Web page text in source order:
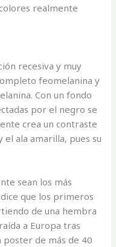
realmente
recesiva y muy
feomelanina y
Con un fondo
por el negro se
crea un contraste
ala amarilla, pues su
sean los más
que los primeros
de una hembra
a Europa tras
de más de 40